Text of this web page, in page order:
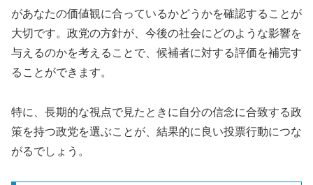
があなたの価値観に合っているかどうかを確認することが
大切です。政党の方針が、今後の社会にどのような影響を
与えるのかを考えることで、候補者に対する評価を補完す
ることができます。
特に、長期的な視点で見たときに自分の信念に合致する政
策を持つ政党を選ぶことが、結果的に良い投票行動につな
がるでしょう。